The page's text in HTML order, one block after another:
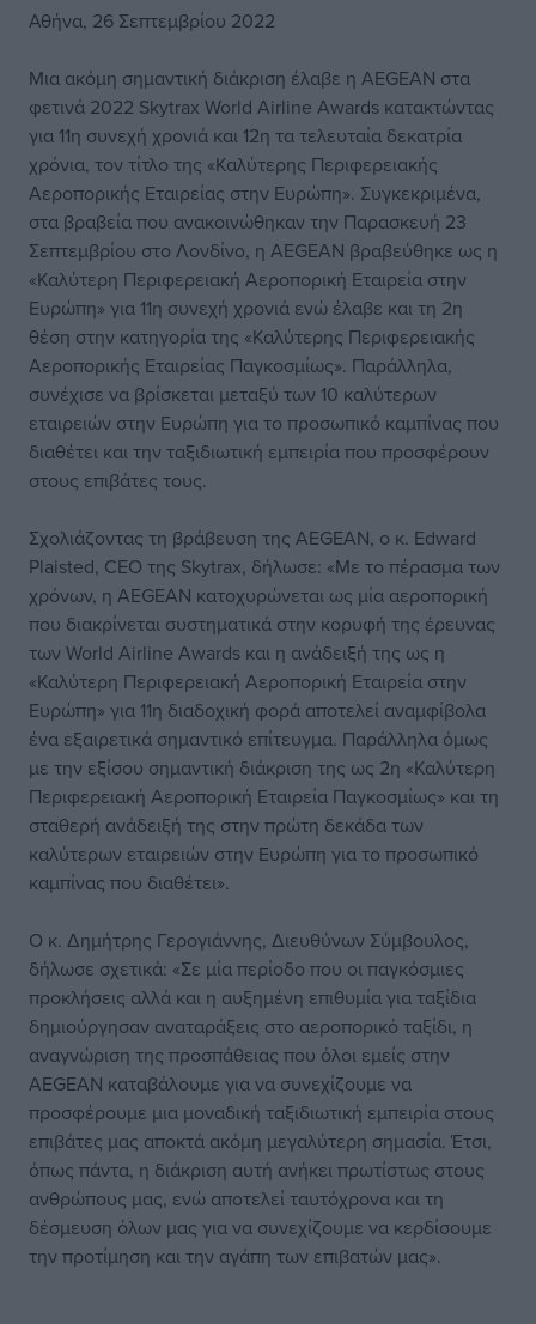
Αθήνα, 26 Σεπτεμβρίου 2022
Μια ακόμη σημαντική διάκριση έλαβε η AEGEAN στα
φετινά 2022 Skytrax World Airline Awards κατακτώντας
για 11η συνεχή χρονιά και 12η τα τελευταία δεκατρία
χρόνια, τον τίτλο της «Καλύτερης Περιφερειακής
Αεροπορικής Εταιρείας στην Ευρώπη». Συγκεκριμένα,
στα βραβεία που ανακοινώθηκαν την Παρασκευή 23
Σεπτεμβρίου στο Λονδίνο, η AEGEAN βραβεύθηκε ως η
«Καλύτερη Περιφερειακή Αεροπορική Εταιρεία στην
Ευρώπη» για 11η συνεχή χρονιά ενώ έλαβε και τη 2η
θέση στην κατηγορία της «Καλύτερης Περιφερειακής
Αεροπορικής Εταιρείας Παγκοσμίως». Παράλληλα,
συνέχισε να βρίσκεται μεταξύ των 10 καλύτερων
εταιρειών στην Ευρώπη για το προσωπικό καμπίνας που
διαθέτει και την ταξιδιωτική εμπειρία που προσφέρουν
στους επιβάτες τους.
Σχολιάζοντας τη βράβευση της AEGEAN, ο κ. Edward
Plaisted, CEO της Skytrax, δήλωσε: «Με το πέρασμα των
χρόνων, η AEGEAN κατοχυρώνεται ως μία αεροπορική
που διακρίνεται συστηματικά στην κορυφή της έρευνας
των World Airline Awards και η ανάδειξή της ως η
«Καλύτερη Περιφερειακή Αεροπορική Εταιρεία στην
Ευρώπη» για 11η διαδοχική φορά αποτελεί αναμφίβολα
ένα εξαιρετικά σημαντικό επίτευγμα. Παράλληλα όμως
με την εξίσου σημαντική διάκριση της ως 2η «Καλύτερη
Περιφερειακή Αεροπορική Εταιρεία Παγκοσμίως» και τη
σταθερή ανάδειξή της στην πρώτη δεκάδα των
καλύτερων εταιρειών στην Ευρώπη για το προσωπικό
καμπίνας που διαθέτει».
Ο κ. Δημήτρης Γερογιάννης, Διευθύνων Σύμβουλος,
δήλωσε σχετικά: «Σε μία περίοδο που οι παγκόσμιες
προκλήσεις αλλά και η αυξημένη επιθυμία για ταξίδια
δημιούργησαν αναταράξεις στο αεροπορικό ταξίδι, η
αναγνώριση της προσπάθειας που όλοι εμείς στην
AEGEAN καταβάλουμε για να συνεχίζουμε να
προσφέρουμε μια μοναδική ταξιδιωτική εμπειρία στους
επιβάτες μας αποκτά ακόμη μεγαλύτερη σημασία. Έτσι,
όπως πάντα, η διάκριση αυτή ανήκει πρωτίστως στους
ανθρώπους μας, ενώ αποτελεί ταυτόχρονα και τη
δέσμευση όλων μας για να συνεχίζουμε να κερδίσουμε
την προτίμηση και την αγάπη των επιβατών μας».